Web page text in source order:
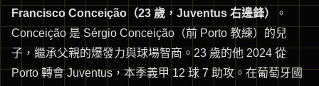
Francisco Conceição（23 歲，Juventus 右邊鋒）
。
Conceição 是 Sérgio Conceição（前 Porto 教練）的兒
子，繼承父親的爆發力與球場智商。23 歲的他 2024 從
Porto 轉會 Juventus，本季義甲 12 球 7 助攻。在葡萄牙國